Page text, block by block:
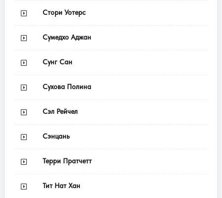
Стори Уотерс
Сумедхо Аджан
Сунг Сан
Сухова Полина
Сэл Рейчел
Сэнцань
Терри Пратчетт
Тит Нат Хан